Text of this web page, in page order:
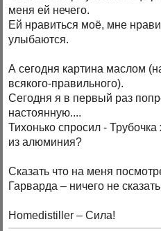
меня ей нечего.
Ей нравиться моё, мне
улыбаются.
А сегодня картина маслом
всякого-правильного).
Сегодня я в первый раз
настоянную....
Тихонько спросил -
из алюминия?
Сказать что на меня
Гарварда – ничего не
Homedistiller – Сила!